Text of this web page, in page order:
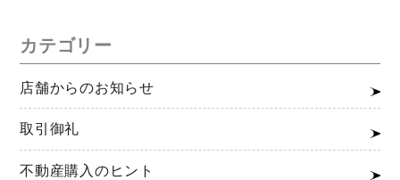
カテゴリー
店舗からのお知らせ
取引御礼
不動産購入のヒント